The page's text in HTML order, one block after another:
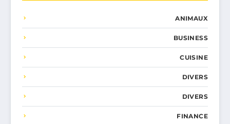
ANIMAUX
BUSINESS
CUISINE
DIVERS
DIVERS
FINANCE